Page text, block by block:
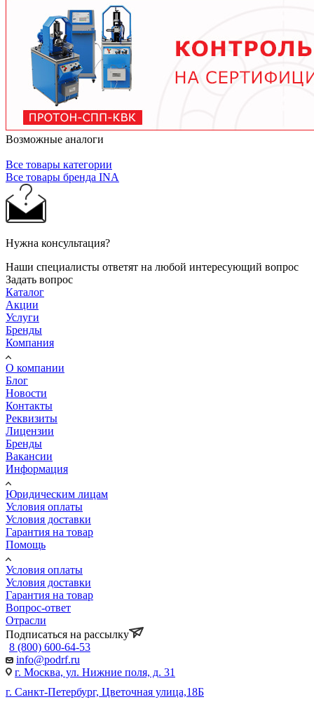
эксплуатации. Используйте только
рекомендованные производителем смазочные
материалы.
Возможные аналоги
Все товары категории
Все товары бренда INA
Нужна консультация?
Наши специалисты ответят на любой интересующий вопрос
Задать вопрос
Каталог
Акции
Услуги
Бренды
Компания
О компании
Блог
Новости
Контакты
Реквизиты
Лицензии
Бренды
Вакансии
Информация
Юридическим лицам
Условия оплаты
Условия доставки
Гарантия на товар
Помощь
Условия оплаты
Условия доставки
Гарантия на товар
Вопрос-ответ
Отрасли
Подписаться на рассылку
8 (800) 600-64-53
info@podrf.ru
г. Москва, ул. Нижние поля, д. 31
г. Санкт-Петербург, Цветочная улица,18Б